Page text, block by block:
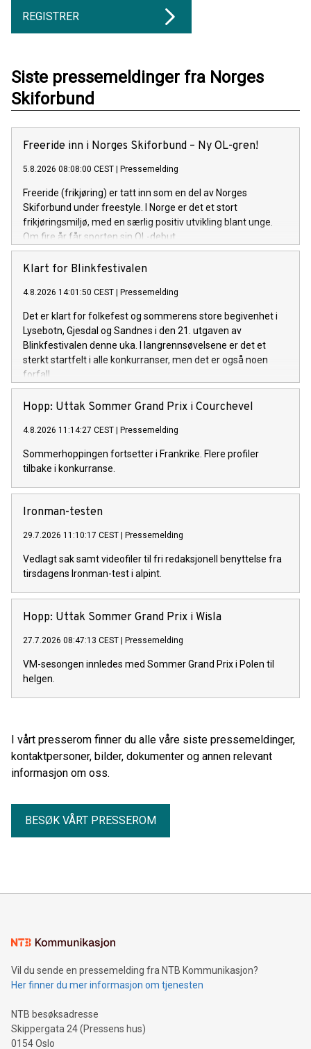
REGISTRER
Siste pressemeldinger fra Norges
Skiforbund
Freeride inn i Norges Skiforbund – Ny OL-gren!
5.8.2026 08:08:00 CEST Pressemelding
Freeride (frikjøring) er tatt inn som en del av Norges
Skiforbund under freestyle. I Norge er det et stort
frikjøringsmiljø, med en særlig positiv utvikling blant unge.
Om fire år får sporten sin OL-debut.
Klart for Blinkfestivalen
4.8.2026 14:01:50 CEST Pressemelding
Det er klart for folkefest og sommerens store begivenhet i
Lysebotn, Gjesdal og Sandnes i den 21. utgaven av
Blinkfestivalen denne uka. I langrennsøvelsene er det et
sterkt startfelt i alle konkurranser, men det er også noen
forfall.
Hopp: Uttak Sommer Grand Prix i Courchevel
4.8.2026 11:14:27 CEST Pressemelding
Sommerhoppingen fortsetter i Frankrike. Flere profiler
tilbake i konkurranse.
Ironman-testen
29.7.2026 11:10:17 CEST Pressemelding
Vedlagt sak samt videofiler til fri redaksjonell benyttelse fra
tirsdagens Ironman-test i alpint.
Hopp: Uttak Sommer Grand Prix i Wisla
27.7.2026 08:47:13 CEST Pressemelding
VM-sesongen innledes med Sommer Grand Prix i Polen til
helgen.
I vårt presserom finner du alle våre siste pressemeldinger,
kontaktpersoner, bilder, dokumenter og annen relevant
informasjon om oss.
BESØK VÅRT PRESSEROM
Vil du sende en pressemelding fra NTB Kommunikasjon?
Her finner du mer informasjon om tjenesten
NTB besøksadresse
Skippergata 24 (Pressens hus)
0154 Oslo